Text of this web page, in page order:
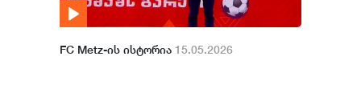
FC Metz-ის ისტორია 15.05.2026